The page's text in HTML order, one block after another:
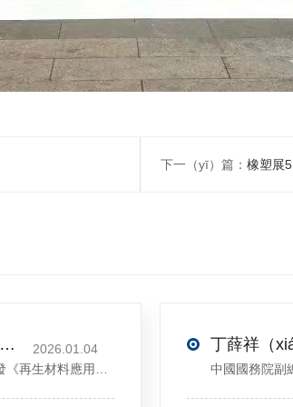
下一（yī）篇：橡塑展5
關於印發《再生材料應用推廣行動方（fāng）案》的通（tōng）知(發改環資〔2025〕1681號)
2026.01.04